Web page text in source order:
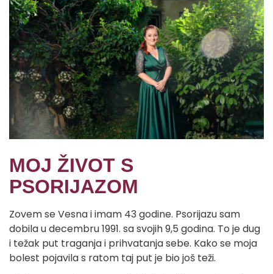
MOJ ŽIVOT S
PSORIJAZOM
Zovem se Vesna i imam 43 godine. Psorijazu sam
dobila u decembru 1991. sa svojih 9,5 godina. To je dug
i težak put traganja i prihvatanja sebe. Kako se moja
bolest pojavila s ratom taj put je bio još teži.